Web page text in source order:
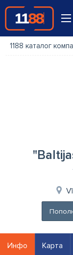
1188 каталог
Инфо Карта